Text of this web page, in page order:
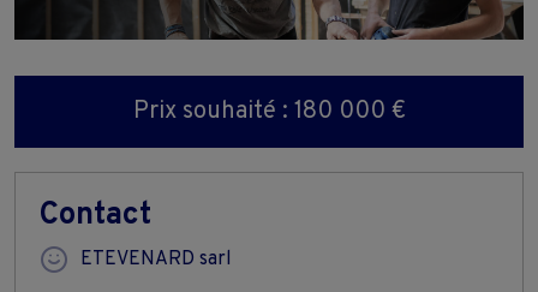
Prix souhaité : 180 000 €
Contact
ETEVENARD sarl